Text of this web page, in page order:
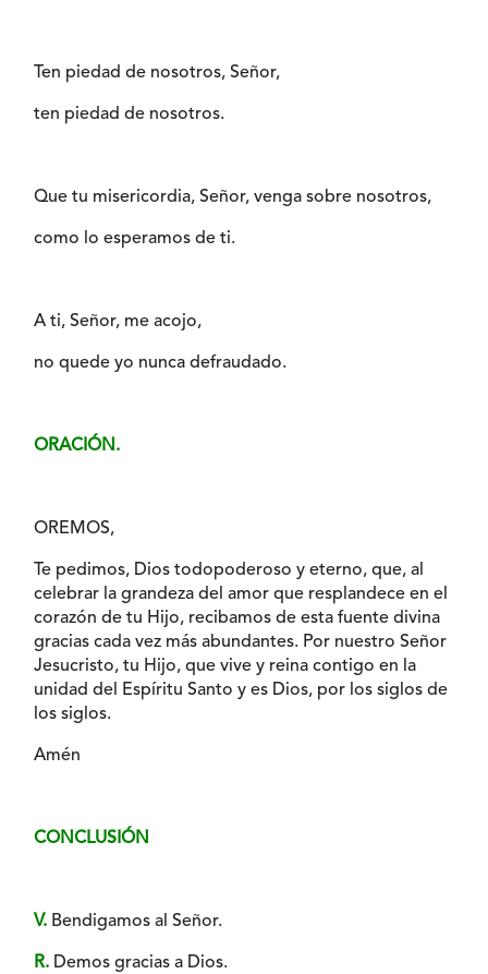
Ten piedad de nosotros, Señor,
ten piedad de nosotros.
Que tu misericordia, Señor, venga sobre nosotros,
como lo esperamos de ti.
A ti, Señor, me acojo,
no quede yo nunca defraudado.
ORACIÓN.
OREMOS,
Te pedimos, Dios todopoderoso y eterno, que, al
celebrar la grandeza del amor que resplandece en el
corazón de tu Hijo, recibamos de esta fuente divina
gracias cada vez más abundantes. Por nuestro Señor
Jesucristo, tu Hijo, que vive y reina contigo en la
unidad del Espíritu Santo y es Dios, por los siglos de
los siglos.
Amén
CONCLUSIÓN
V. Bendigamos al Señor.
R. Demos gracias a Dios.